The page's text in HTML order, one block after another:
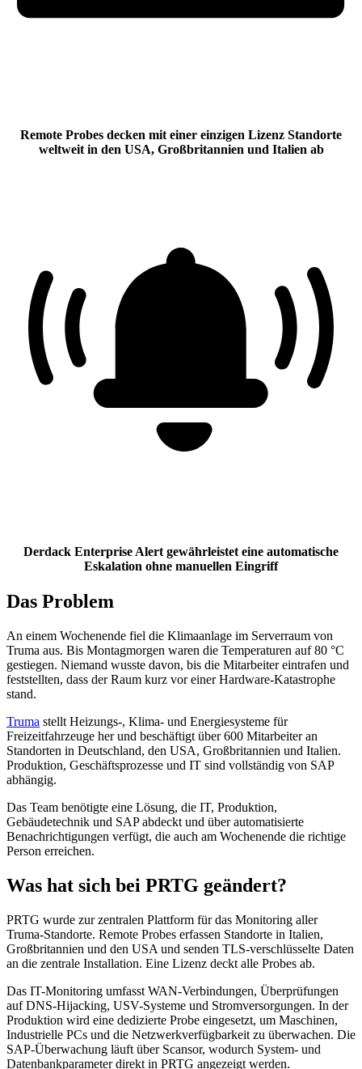
Remote Probes decken mit einer einzigen Lizenz Standorte
weltweit in den USA, Großbritannien und Italien ab
Derdack Enterprise Alert gewährleistet eine automatische
Eskalation ohne manuellen Eingriff
Das Problem
An einem Wochenende fiel die Klimaanlage im Serverraum von
Truma aus. Bis Montagmorgen waren die Temperaturen auf 80 °C
gestiegen. Niemand wusste davon, bis die Mitarbeiter eintrafen und
feststellten, dass der Raum kurz vor einer Hardware-Katastrophe
stand.
Truma stellt Heizungs-, Klima- und Energiesysteme für
Freizeitfahrzeuge her und beschäftigt über 600 Mitarbeiter an
Standorten in Deutschland, den USA, Großbritannien und Italien.
Produktion, Geschäftsprozesse und IT sind vollständig von SAP
abhängig.
Das Team benötigte eine Lösung, die IT, Produktion,
Gebäudetechnik und SAP abdeckt und über automatisierte
Benachrichtigungen verfügt, die auch am Wochenende die richtige
Person erreichen.
Was hat sich bei PRTG geändert?
PRTG wurde zur zentralen Plattform für das Monitoring aller
Truma-Standorte. Remote Probes erfassen Standorte in Italien,
Großbritannien und den USA und senden TLS-verschlüsselte Daten
an die zentrale Installation. Eine Lizenz deckt alle Probes ab.
Das IT-Monitoring umfasst WAN-Verbindungen, Überprüfungen
auf DNS-Hijacking, USV-Systeme und Stromversorgungen. In der
Produktion wird eine dedizierte Probe eingesetzt, um Maschinen,
Industrielle PCs und die Netzwerkverfügbarkeit zu überwachen. Die
SAP-Überwachung läuft über Scansor, wodurch System- und
Datenbankparameter direkt in PRTG angezeigt werden.